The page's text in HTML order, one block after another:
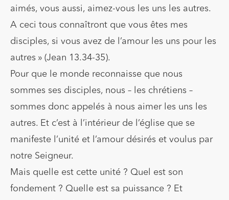
aimés, vous aussi, aimez-vous les uns les autres.
A ceci tous connaîtront que vous êtes mes
disciples, si vous avez de l’amour les uns pour les
autres » (Jean 13.34-35).
Pour que le monde reconnaisse que nous
sommes ses disciples, nous – les chrétiens –
sommes donc appelés à nous aimer les uns les
autres. Et c’est à l’intérieur de l’église que se
manifeste l’unité et l’amour désirés et voulus par
notre Seigneur.
Mais quelle est cette unité ? Quel est son
fondement ? Quelle est sa puissance ? Et